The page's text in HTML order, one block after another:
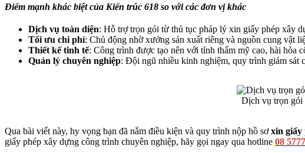
Điểm mạnh khác biệt của Kiến trúc 618 so với các đơn vị khác
Dịch vụ toàn diện: Hỗ trợ trọn gói từ thủ tục pháp lý xin giấy phép xây
Tối ưu chi phí: Chủ động nhờ xưởng sản xuất riêng và nguồn cung vật
Thiết kế tinh tế: Công trình được tạo nên với tính thẩm mỹ cao, hài hòa
Quản lý chuyên nghiệp: Đội ngũ nhiều kinh nghiệm, quy trình giám sát
Dịch vụ trọn gói
Qua bài viết này, hy vọng bạn đã nắm điều kiện và quy trình nộp hồ sơxin giấy
giấy phép xây dựng công trình chuyên nghiệp, hãy gọi ngay qua hotline 08